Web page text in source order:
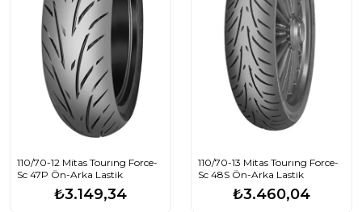
110/70-12 Mitas Tourıng Force-
Sc 47P Ön-Arka Lastik
₺3.149,34
110/70-13 Mitas Tourıng Force-
Sc 48S Ön-Arka Lastik
₺3.460,04